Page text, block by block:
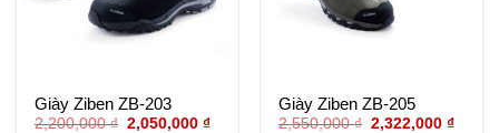
Giày Ziben ZB-203
2,200,000₫ Giá
2,050,000₫Giá
Giày Ziben ZB-205
2,550,000₫ Giá
2,322,000₫Giá